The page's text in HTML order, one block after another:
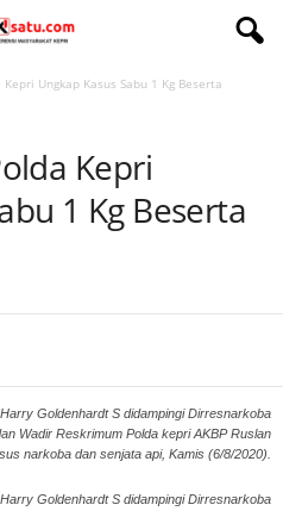
Ungkap Kasus Sabu 1 Kg Beserta
Kepri
1 Kg Beserta
Goldenhardt S didampingi Dirresnarkoba
Wadir Reskrimum Polda kepri AKBP Ruslan
narkoba dan senjata api, Kamis (6/8/2020).
Goldenhardt S didampingi Dirresnarkoba